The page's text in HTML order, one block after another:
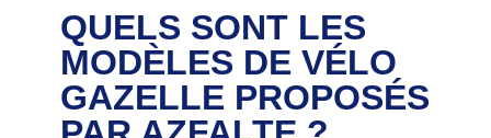
QUELS SONT LES
MODÈLES DE VÉLO
GAZELLE PROPOSÉS